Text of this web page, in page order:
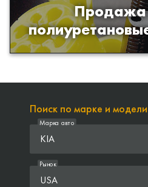
Продажа
Продажа сырья
Поиск по марке и модели
KIA
Марка авто
USA
Рынок